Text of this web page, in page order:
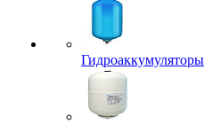
Гидроаккумуляторы